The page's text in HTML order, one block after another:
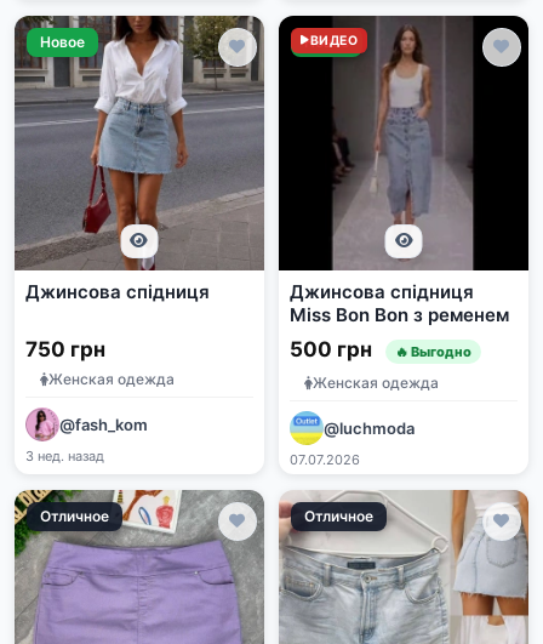
Новое
Джинсова спідниця
750 грн
Женская одежда
@fash_kom
3 нед. назад
Новое
ВИДЕО
Джинсова спідниця
Miss Bon Bon з ременем
500 грн 🔥 Выгодно
Женская одежда
@luchmoda
07.07.2026
Отличное Отличное